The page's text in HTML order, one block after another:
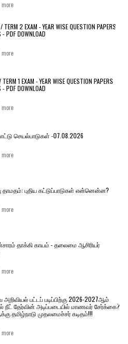
more
/ TERM 2 EXAM - YEAR WISE QUESTION PAPERS
- PDF DOWNLOAD
more
TERM 1 EXAM - YEAR WISE QUESTION PAPERS
- PDF DOWNLOAD
more
செயல்பாடுகள் -07.08.2026
more
தாமதம்: புதிய கட்டுப்பாடுகள் என்னென்ன?
more
தாக்கி காயம் - தலைமை ஆசிரியர்
more
பட்டப் படிப்பிற்கு 2026-2027ஆம்
நீட் தேர்வின் அடிப்படையில் மாணவர் சேர்க்கை?
தமிழ்நாடு முதலமைச்சர் கடிதம்!!!
more